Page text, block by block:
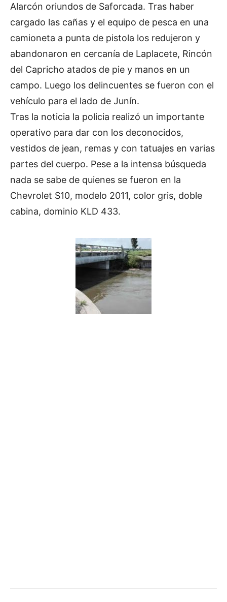
Alarcón oriundos de Saforcada. Tras haber
cargado las cañas y el equipo de pesca en una
camioneta a punta de pistola los redujeron y
abandonaron en cercanía de Laplacete, Rincón
del Capricho atados de pie y manos en un
campo. Luego los delincuentes se fueron con el
vehículo para el lado de Junín.
Tras la noticia la policia realizó un importante
operativo para dar con los deconocidos,
vestidos de jean, remas y con tatuajes en varias
partes del cuerpo. Pese a la intensa búsqueda
nada se sabe de quienes se fueron en la
Chevrolet S10, modelo 2011, color gris, doble
cabina, dominio KLD 433.